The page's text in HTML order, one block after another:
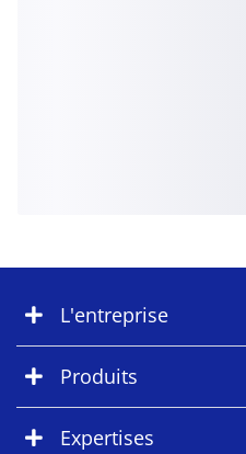
L'entreprise
Produits
Expertises